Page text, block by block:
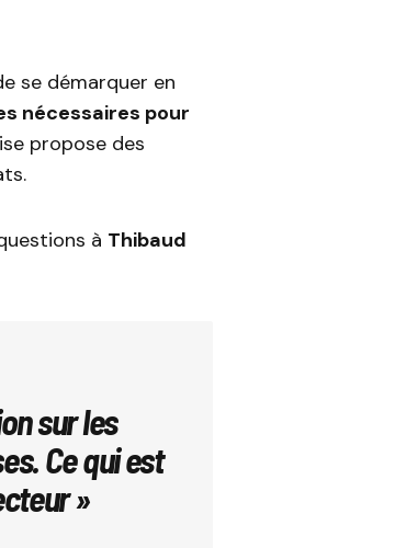
se démarquer en
nécessaires pour
propose des
à Thibaud
sur les
Ce qui est
»